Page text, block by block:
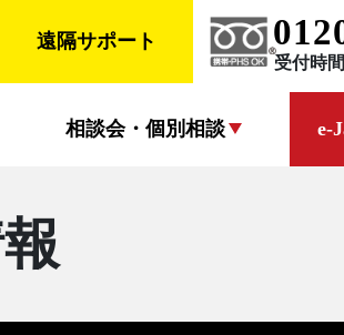
遠隔サポート
受付時
相談会・個別相談 e-